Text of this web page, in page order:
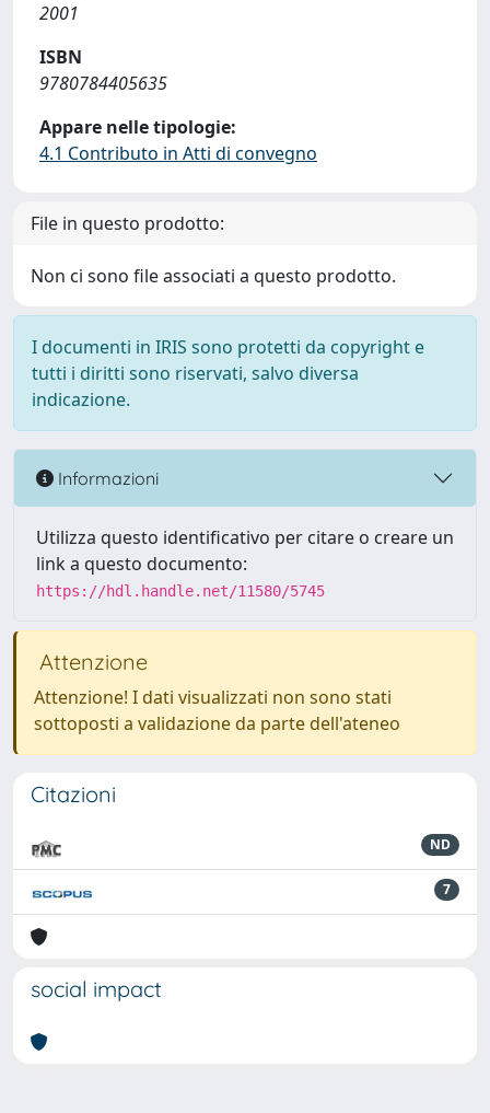
2001
ISBN
9780784405635
Appare nelle tipologie:
4.1 Contributo in Atti di convegno
File in questo prodotto:
Non ci sono file associati a questo prodotto.
I documenti in IRIS sono protetti da copyright e
tutti i diritti sono riservati, salvo diversa
indicazione.
Informazioni
Utilizza questo identificativo per citare o creare un
link a questo documento:
https://hdl.handle.net/11580/5745
Attenzione
Attenzione! I dati visualizzati non sono stati
sottoposti a validazione da parte dell'ateneo
Citazioni
ND
7
social impact